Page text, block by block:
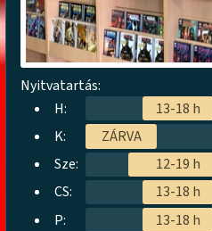
Nyitvatartás:
H:
13-18 h
K:
ZÁRVA
Sze:
12-19 h
CS:
13-18 h
P:
13-18 h